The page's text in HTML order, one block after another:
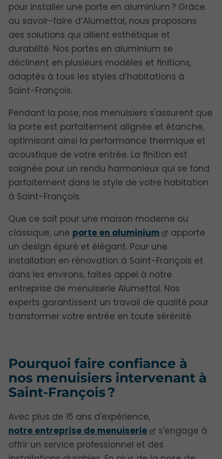
pour installer une porte en aluminium ? Grâce
au savoir-faire d’Alumettal, nous proposons
des solutions qui allient esthétique et
durabilité. Nos portes en aluminium se
déclinent en plusieurs modèles et finitions,
adaptés à tous les styles d’habitations à
Saint-François.
Pendant la pose, nos menuisiers s'assurent que
la porte est parfaitement alignée et étanche,
optimisant ainsi la performance thermique et
acoustique de votre entrée. La finition est
soignée pour un rendu harmonieux qui se fond
parfaitement dans le style de votre habitation
à Saint-François.
Que ce soit pour une maison moderne ou
classique, une porte en aluminium
apporte
un design épuré et élégant. Pour une
installation en rénovation à Saint-François et
dans les environs, faites appel à notre
entreprise de menuiserie Alumettal. Nos
experts garantissent un travail de qualité pour
transformer votre entrée en toute sérénité.
Pourquoi faire confiance à
nos menuisiers intervenant à
Saint-François ?
Avec plus de 15 ans d'expérience,
notre entreprise de menuiserie
s'engage à
offrir un service professionnel et des